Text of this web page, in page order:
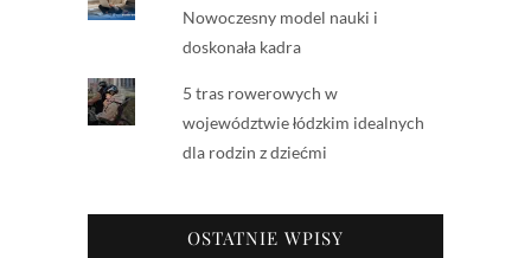
Nowoczesny model nauki i
doskonała kadra
5 tras rowerowych w
województwie łódzkim idealnych
dla rodzin z dziećmi
OSTATNIE WPISY